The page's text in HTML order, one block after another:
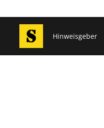
Hinweisgeber